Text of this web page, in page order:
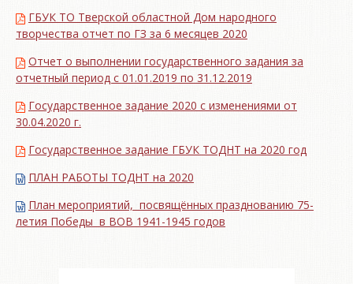
ГБУК ТО Тверской областной Дом народного
творчества отчет по ГЗ за 6 месяцев 2020
Отчет о выполнении государственного задания за
отчетный период с 01.01.2019 по 31.12.2019
Государственное задание 2020 с изменениями от
30.04.2020 г.
Государственное задание ГБУК ТОДНТ на 2020 год
ПЛАН РАБОТЫ ТОДНТ на 2020
План мероприятий, посвящённых празднованию 75-
летия Победы в ВОВ 1941-1945 годов